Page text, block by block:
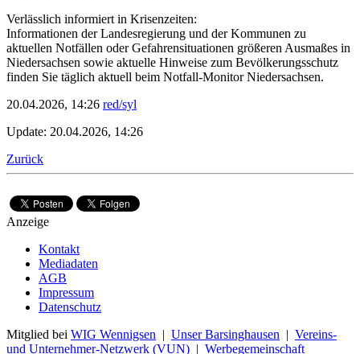
Verlässlich informiert in Krisenzeiten:
Informationen der Landesregierung und der Kommunen zu
aktuellen Notfällen oder Gefahrensituationen größeren Ausmaßes in
Niedersachsen sowie aktuelle Hinweise zum Bevölkerungsschutz
finden Sie täglich aktuell beim Notfall-Monitor Niedersachsen.
20.04.2026, 14:26 red/syl
Update: 20.04.2026, 14:26
Zurück
Anzeige
Kontakt
Mediadaten
AGB
Impressum
Datenschutz
Mitglied bei WIG Wennigsen | Unser Barsinghausen | Vereins-
und Unternehmer-Netzwerk (VUN) | Werbegemeinschaft